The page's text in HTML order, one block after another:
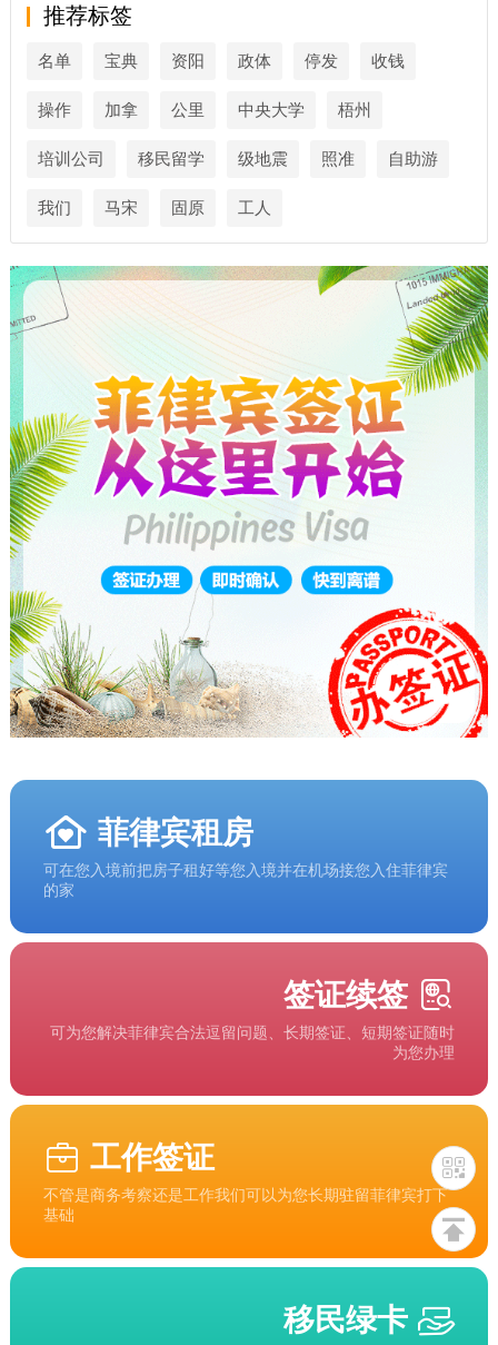
推荐标签
名单 宝典 资阳 政体 停发 收钱
操作 加拿 公里 中央大学 梧州
培训公司 移民留学 级地震 照准 自助游
我们 马宋 固原 工人
菲律宾租房
可在您入境前把房子租好等您入境并在机场接您入住菲律宾
的家
签证续签
可为您解决菲律宾合法逗留问题、长期签证、短期签证随时
为您办理
工作签证
不管是商务考察还是工作我们可以为您长期驻留菲律宾打下
基础
移民绿卡